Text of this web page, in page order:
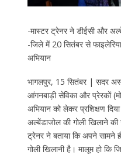
-मास्टर ट्रेनर ने डीईसी और
-जिले में 20 सितंबर से
अभियान
भागलपुर, 15 सितंबर | सदर
आंगनबाड़ी सेविका और प्रेरकों
अभियान को लेकर प्रशिक्षण
अल्बेंडाजोल की गोली खिलाने की
ट्रेनर ने बताया कि अपने सामने
गोली खिलानी है। मालूम हो कि